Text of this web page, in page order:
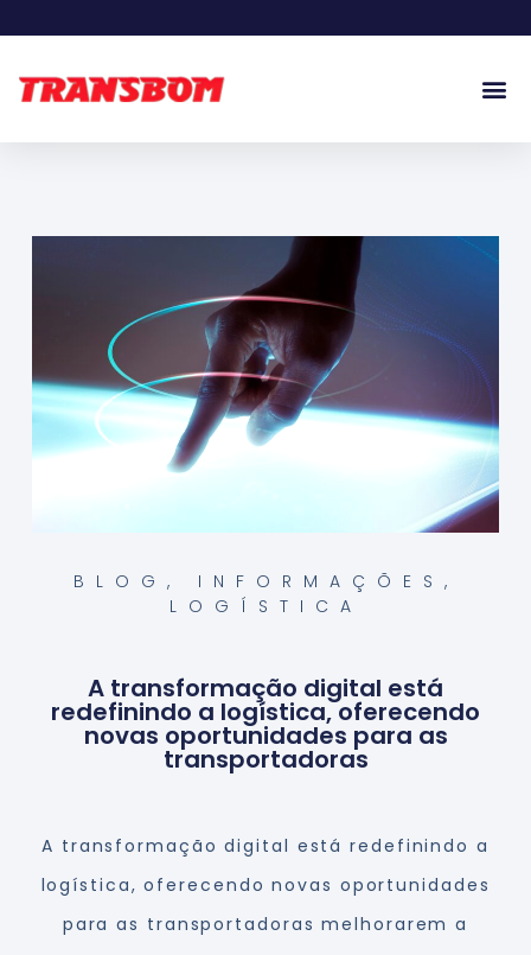
BLOG , INFORMAÇÕES ,
LOGÍSTICA
A transformação digital está
redefinindo a logística, oferecendo
novas oportunidades para as
transportadoras
A transformação digital está redefinindo a
logística, oferecendo novas oportunidades
para as transportadoras melhorarem a